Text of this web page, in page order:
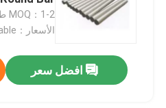
MOQ：1-2 طن
الأسعار：negotiable
افضل سعر